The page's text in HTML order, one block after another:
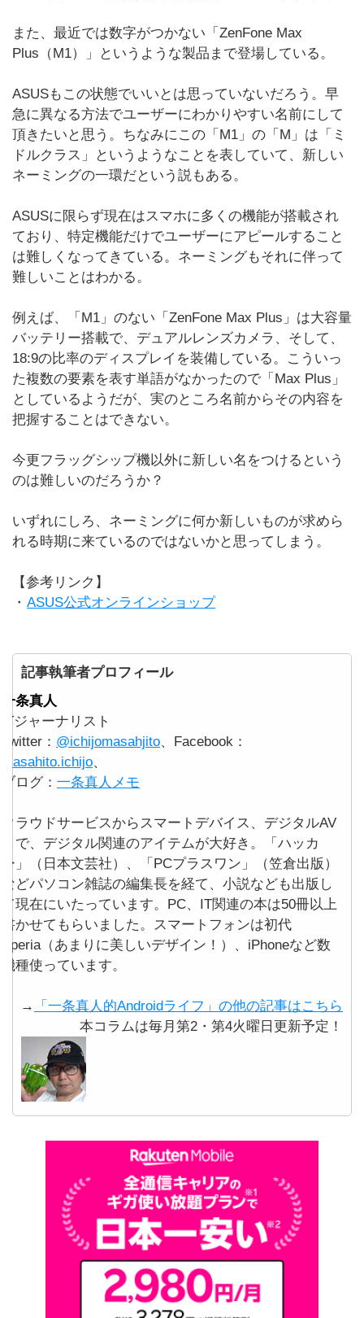
また、最近では数字がつかない「ZenFone Max
Plus（M1）」というような製品まで登場している。
ASUSもこの状態でいいとは思っていないだろう。早
急に異なる方法でユーザーにわかりやすい名前にして
頂きたいと思う。ちなみにこの「M1」の「M」は「ミ
ドルクラス」というようなことを表していて、新しい
ネーミングの一環だという説もある。
ASUSに限らず現在はスマホに多くの機能が搭載され
ており、特定機能だけでユーザーにアピールすること
は難しくなってきている。ネーミングもそれに伴って
難しいことはわかる。
例えば、「M1」のない「ZenFone Max Plus」は大容量
バッテリー搭載で、デュアルレンズカメラ、そして、
18:9の比率のディスプレイを装備している。こういっ
た複数の要素を表す単語がなかったので「Max Plus」
としているようだが、実のところ名前からその内容を
把握することはできない。
今更フラッグシップ機以外に新しい名をつけるという
のは難しいのだろうか？
いずれにしろ、ネーミングに何か新しいものが求めら
れる時期に来ているのではないかと思ってしまう。
【参考リンク】
・ ASUS公式オンラインショップ
記事執筆者プロフィール
一条真人
ITジャーナリスト
Twitter： @ichijomasahjito、Facebook：
masahito.ichijo、
ブログ： 一条真人メモ
クラウドサービスからスマートデバイス、デジタルAV
まで、デジタル関連のアイテムが大好き。「ハッカ
ー」（日本文芸社）、「PCプラスワン」（笠倉出版）
などパソコン雑誌の編集長を経て、小説なども出版し
て現在にいたっています。PC、IT関連の本は50冊以上
書かせてもらいました。スマートフォンは初代
Xperia（あまりに美しいデザイン！）、iPhoneなど数
機種使っています。
→
「一条真人的Androidライフ」の他の記事はこちら
本コラムは毎月第2・第4火曜日更新予定！